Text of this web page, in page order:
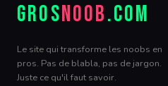
GROSNOOB.COM
Le site qui transforme les noobs en
pros. Pas de blabla, pas de jargon.
Juste ce qu'il faut savoir.